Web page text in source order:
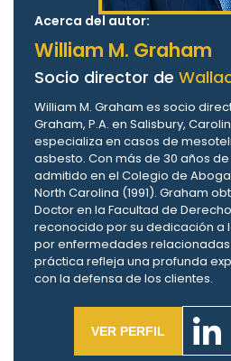
Acerca del autor:
William M. Graham
Socio director de
William M. Graham es socio
Graham, P.A. en Salisbury,
especializa en casos de
asbesto. Con más de 30 años
admitido en el Colegio de
North Carolina (1991). Graham
Doctor en la Facultad de
reconocido por su dedicación a
por enfermedades relacionadas
práctica refleja una profunda
con la defensa de los clientes.
VER PERFIL